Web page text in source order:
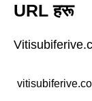
URL हरू